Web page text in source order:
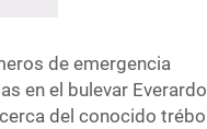
de emergencia
en el bulevar Everardo
del conocido trébol